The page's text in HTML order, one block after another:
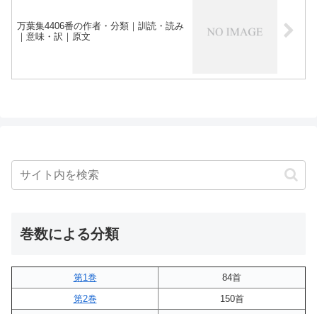
万葉集4406番の作者・分類｜訓読・読み
｜意味・訳｜原文
巻数による分類
第1巻
84首
第2巻
150首